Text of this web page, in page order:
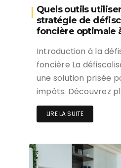
Quels outils
stratégie de
foncière optimale
Introduction à la
foncière La
une solution prisée
impôts. Découvrez
LIRE LA SUITE